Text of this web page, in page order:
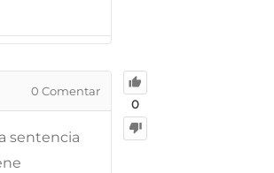
0
0 Comentar
sentencia